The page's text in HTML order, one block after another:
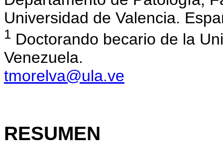
Universidad de Valencia.
1 Doctorando becario de la
Venezuela.
tmorelva@ula.ve
RESUMEN